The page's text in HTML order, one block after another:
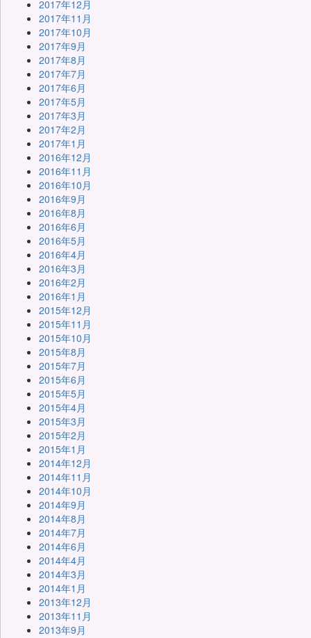
2017年12月
2017年11月
2017年10月
2017年9月
2017年8月
2017年7月
2017年6月
2017年5月
2017年3月
2017年2月
2017年1月
2016年12月
2016年11月
2016年10月
2016年9月
2016年8月
2016年6月
2016年5月
2016年4月
2016年3月
2016年2月
2016年1月
2015年12月
2015年11月
2015年10月
2015年8月
2015年7月
2015年6月
2015年5月
2015年4月
2015年3月
2015年2月
2015年1月
2014年12月
2014年11月
2014年10月
2014年9月
2014年8月
2014年7月
2014年6月
2014年4月
2014年3月
2014年1月
2013年12月
2013年11月
2013年9月